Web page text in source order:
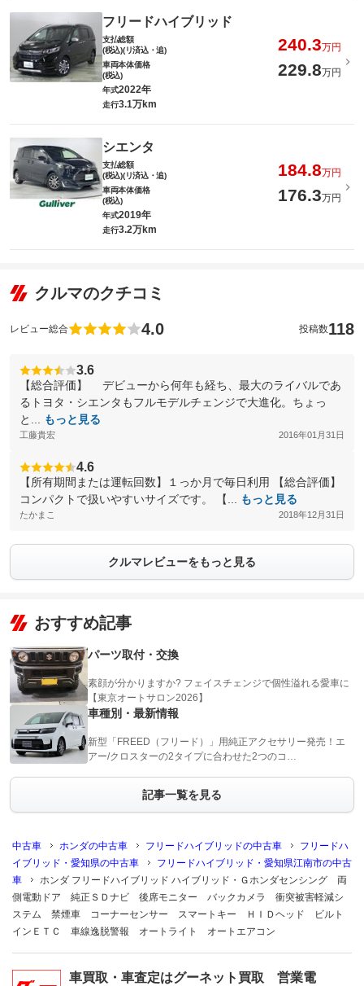
フリードハイブリッド
支払総額
(税込)(リ済込・追)
240.3万円
車両本体価格
(税込)
229.8万円
年式2022年
走行3.1万km
シエンタ
支払総額
(税込)(リ済込・追)
184.8万円
車両本体価格
(税込)
176.3万円
年式2019年
走行3.2万km
クルマのクチコミ
レビュー総合 4.0 投稿数118
3.6
【総合評価】 デビューから何年も経ち、最大のライバルであ
るトヨタ・シエンタもフルモデルチェンジで大進化。ちょっ
と...
もっと見る
工藤貴宏 2016年01月31日
4.6
【所有期間または運転回数】１っか月で毎日利用 【総合評価】
コンパクトで扱いやすいサイズです。 【...
もっと見る
たかまこ 2018年12月31日
クルマレビューをもっと見る
おすすめ記事
パーツ取付・交換
素顔が分かりますか? フェイスチェンジで個性溢れる愛車に
【東京オートサロン2026】
車種別・最新情報
新型「FREED（フリード）」用純正アクセサリー発売！エ
アー/クロスターの2タイプに合わせた2つのコ…
記事一覧を見る
中古車 ホンダの中古車 フリードハイブリッドの中古車
フリードハ
イブリッド・愛知県の中古車
フリードハイブリッド・愛知県江南市の中古
車
ホンダ フリードハイブリッド ハイブリッド・Ｇホンダセンシング 両
側電動ドア 純正ＳＤナビ 後席モニター バックカメラ 衝突被害軽減シ
ステム 禁煙車 コーナーセンサー スマートキー ＨＩＤヘッド ビルト
インＥＴＣ 車線逸脱警報 オートライト オートエアコン
車買取・車査定はグーネット買取 営業電